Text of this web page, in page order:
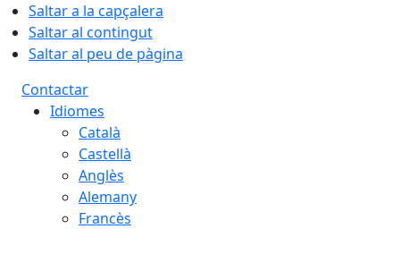
Saltar a la capçalera
Saltar al contingut
Saltar al peu de pàgina
Contactar
Idiomes
Català
Castellà
Anglès
Alemany
Francès